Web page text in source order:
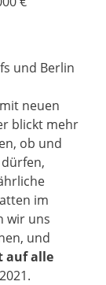
und Berlin
neuen
blickt mehr
ob und
im
wir uns
und
auf alle